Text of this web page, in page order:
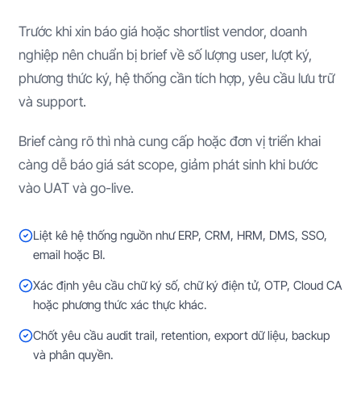
Trước khi xin báo giá hoặc shortlist vendor, doanh
nghiệp nên chuẩn bị brief về số lượng user, lượt ký,
phương thức ký, hệ thống cần tích hợp, yêu cầu lưu trữ
và support.
Brief càng rõ thì nhà cung cấp hoặc đơn vị triển khai
càng dễ báo giá sát scope, giảm phát sinh khi bước
vào UAT và go-live.
Liệt kê hệ thống nguồn như ERP, CRM, HRM, DMS, SSO,
email hoặc BI.
Xác định yêu cầu chữ ký số, chữ ký điện tử, OTP, Cloud CA
hoặc phương thức xác thực khác.
Chốt yêu cầu audit trail, retention, export dữ liệu, backup
và phân quyền.